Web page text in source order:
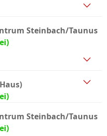
Steinbach/Taunus
Steinbach/Taunus